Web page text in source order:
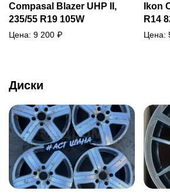
Compasal Blazer UHP II,
235/55 R19 105W
Цена: 9 200 ₽
Ikon
R14
Цена:
Диски